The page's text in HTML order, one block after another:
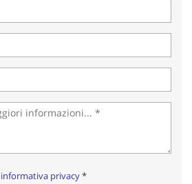
privacy*